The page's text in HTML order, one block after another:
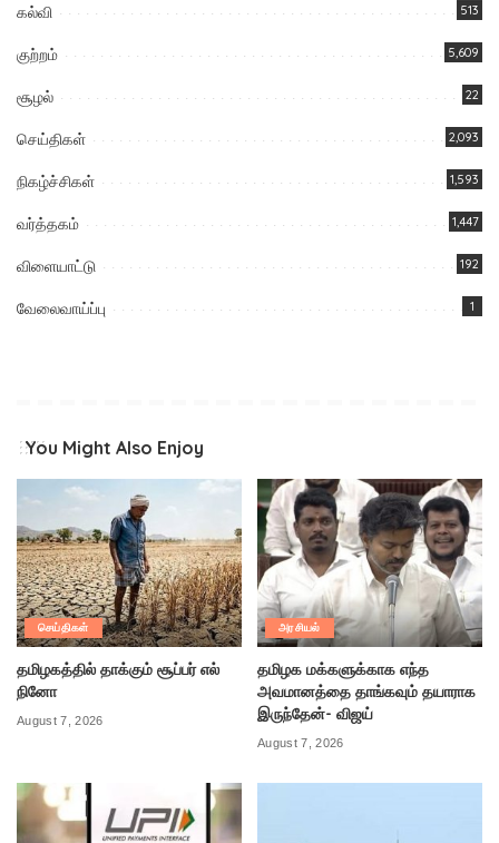
கல்வி 513
குற்றம் 5,609
சூழல் 22
செய்திகள் 2,093
நிகழ்ச்சிகள் 1,593
வர்த்தகம் 1,447
விளையாட்டு 192
வேலைவாய்ப்பு 1
You Might Also Enjoy
செய்திகள்
தமிழகத்தில் தாக்கும் சூப்பர் எல்
நினோ
August 7, 2026
அரசியல்
தமிழக மக்களுக்காக எந்த
அவமானத்தை தாங்கவும் தயாராக
இருந்தேன்- விஜய்
August 7, 2026